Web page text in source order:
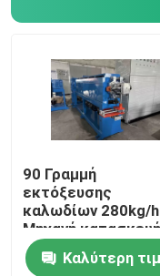
90 Γραμμή
εκτόξευσης
καλωδίων 280kg/h
Μηχανή
καλωδίων PVC με
κινητήρα Siemens
Καλύτερη